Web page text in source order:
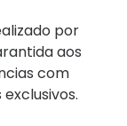
por
aos
com